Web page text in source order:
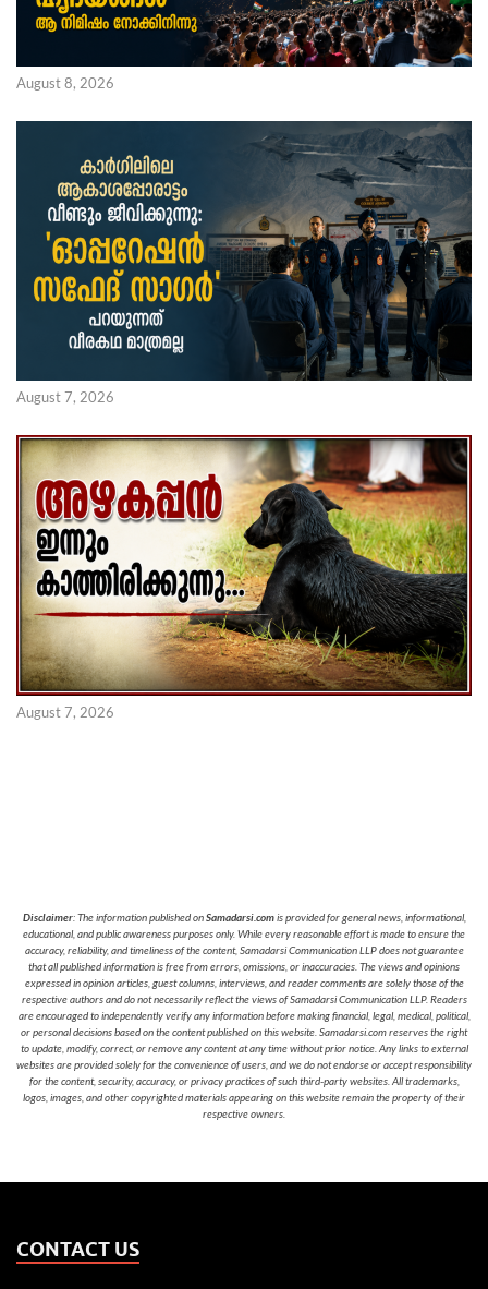
August 8, 2026
August 7, 2026
August 7, 2026
Disclaimer: The information published onSamadarsi.comis provided for general news, informational,
educational, and public awareness purposes only. While every reasonable effort is made to ensure the
accuracy, reliability, and timeliness of the content, Samadarsi Communication LLP does not guarantee
that all published information is free from errors, omissions, or inaccuracies. The views and opinions
expressed in opinion articles, guest columns, interviews, and reader comments are solely those of the
respective authors and do not necessarily reflect the views of Samadarsi Communication LLP. Readers
are encouraged to independently verify any information before making financial, legal, medical, political,
or personal decisions based on the content published on this website. Samadarsi.com reserves the right
to update, modify, correct, or remove any content at any time without prior notice. Any links to external
websites are provided solely for the convenience of users, and we do not endorse or accept responsibility
for the content, security, accuracy, or privacy practices of such third-party websites. All trademarks,
logos, images, and other copyrighted materials appearing on this website remain the property of their
respective owners.
CONTACT US